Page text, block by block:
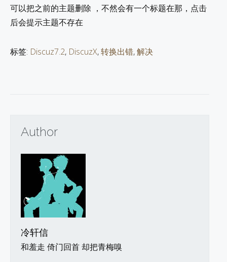
可以把之前的主题删除 ，不然会有一个标题在那，点击
后会提示主题不存在
标签: Discuz7.2, DiscuzX,转换出错,解决
Author
冷轩信
和羞走 倚门回首 却把青梅嗅